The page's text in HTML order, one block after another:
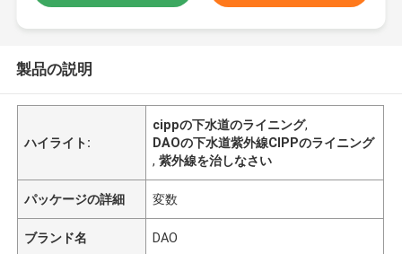
製品の説明
ハイライト:
cippの下水道のライニング,
DAOの下水道紫外線CIPPのライニング
,紫外線を治しなさい
パッケージの詳細 変数
ブランド名 DAO